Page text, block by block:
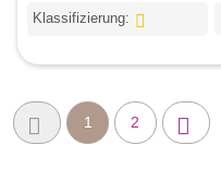
Klassifizierung:
1 2